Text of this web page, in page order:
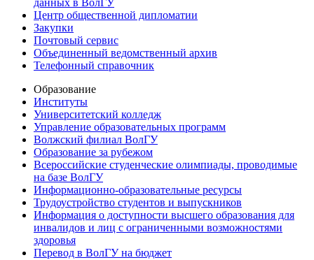
данных в ВолГУ
Центр общественной дипломатии
Закупки
Почтовый сервис
Объединенный ведомственный архив
Телефонный справочник
Образование
Институты
Университетский колледж
Управление образовательных программ
Волжский филиал ВолГУ
Образование за рубежом
Всероссийские студенческие олимпиады, проводимые
на базе ВолГУ
Информационно-образовательные ресурсы
Трудоустройство студентов и выпускников
Информация о доступности высшего образования для
инвалидов и лиц с ограниченными возможностями
здоровья
Перевод в ВолГУ на бюджет